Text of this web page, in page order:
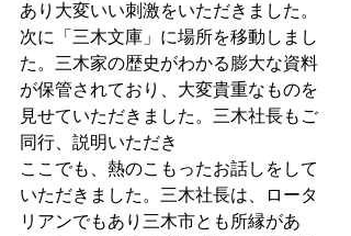
あり大変いい刺激をいただきました。
次に「三木文庫」に場所を移動しまし
た。三木家の歴史がわかる膨大な資料
が保管されており、大変貴重なものを
見せていただきました。三木社長もご
同行、説明いただき
ここでも、熱のこもったお話しをして
いただきました。三木社長は、ロータ
リアンでもあり三木市とも所縁があ